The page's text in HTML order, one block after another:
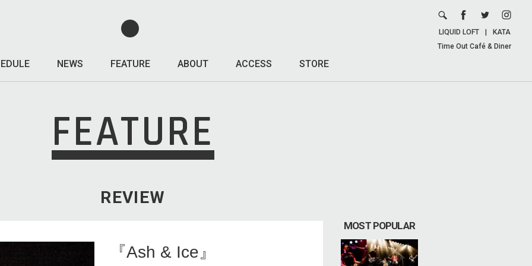
NEWS FEATURE ABOUT ACCESS STORE
LIQUID LOFT
KATA
Time Out Café & Diner
FEATURE
REVIEW
『Ash & Ice』
MOST POPULAR